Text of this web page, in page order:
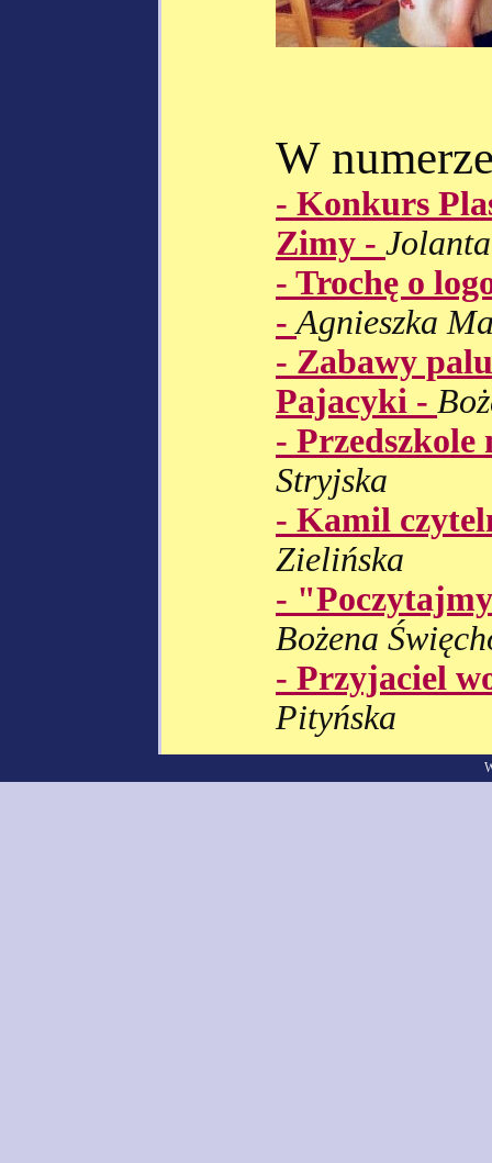
W
- Konkurs
Zimy -
- Trochę o
-Agnieszka
- Zabawy
Pajacyki -
- Przedszkole
Stryjska
- Kamil
Zielińska
-
Bożena
- Przyjaciel
Pityńska